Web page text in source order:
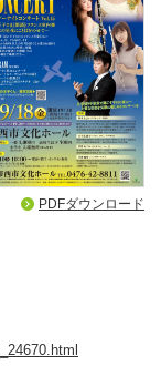
PDFダウンロード